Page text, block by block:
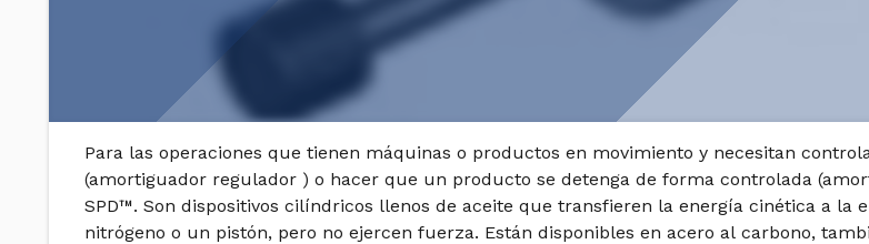
Para las operaciones que tienen máquinas o productos en movimiento y necesitan
(amortiguador regulador ) o hacer que un producto se detenga de forma controlada
SPD™. Son dispositivos cilíndricos llenos de aceite que transfieren la energía cinética a
nitrógeno o un pistón, pero no ejercen fuerza. Están disponibles en acero al carbono,